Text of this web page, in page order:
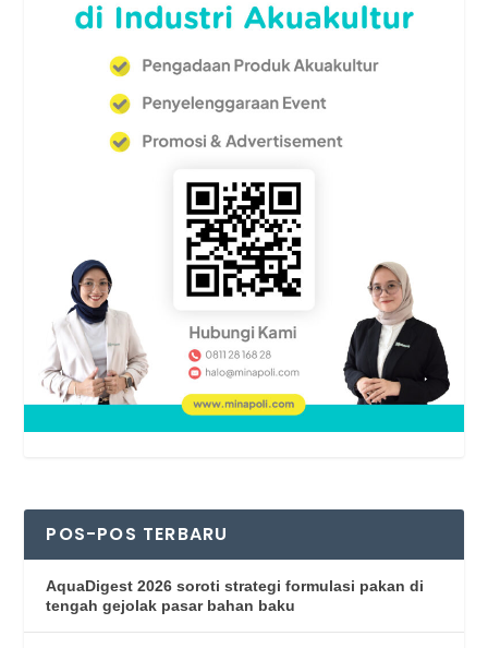
POS-POS TERBARU
AquaDigest 2026 soroti strategi formulasi pakan di
tengah gejolak pasar bahan baku